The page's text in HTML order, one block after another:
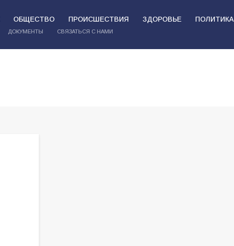
ОБЩЕСТВО ПРОИСШЕСТВИЯ ЗДОРОВЬЕ ПОЛИТИКА
ДОКУМЕНТЫ СВЯЗАТЬСЯ С НАМИ